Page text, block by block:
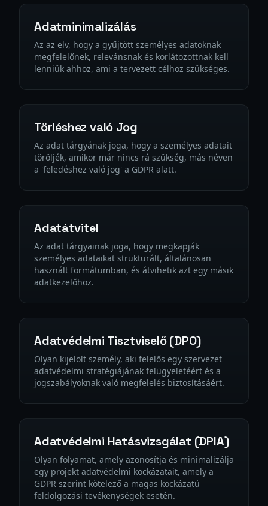
Adatminimalizálás
Az az elv, hogy a gyűjtött személyes adatoknak
megfelelőnek, relevánsnak és korlátozottnak kell
lenniük ahhoz, ami a tervezett célhoz szükséges.
Törléshez való Jog
Az adat tárgyának joga, hogy a személyes adatait
töröljék, amikor már nincs rá szükség, más néven
a 'feledéshez való jog' a GDPR alatt.
Adatátvitel
Az adat tárgyainak joga, hogy megkapják
személyes adataikat strukturált, általánosan
használt formátumban, és átvihetik azt egy másik
adatkezelőhöz.
Adatvédelmi Tisztviselő (DPO)
Olyan kijelölt személy, aki felelős egy szervezet
adatvédelmi stratégiájának felügyeletéért és a
jogszabályoknak való megfelelés biztosításáért.
Adatvédelmi Hatásvizsgálat (DPIA)
Olyan folyamat, amely azonosítja és minimalizálja
egy projekt adatvédelmi kockázatait, amely a
GDPR szerint kötelező a magas kockázatú
feldolgozási tevékenységek esetén.